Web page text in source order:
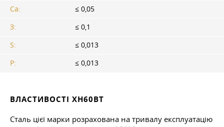
Ca:
≤ 0,05
З:
≤ 0,1
S:
≤ 0,013
P:
≤ 0,013
ВЛАСТИВОСТІ ХН60ВТ
Сталь цієї марки розрахована на тривалу експлуатацію